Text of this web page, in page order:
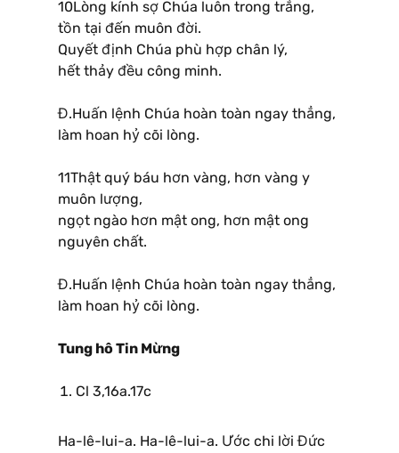
10Lòng kính sợ Chúa luôn trong trắng,
tồn tại đến muôn đời.
Quyết định Chúa phù hợp chân lý,
hết thảy đều công minh.
Đ.Huấn lệnh Chúa hoàn toàn ngay thẳng,
làm hoan hỷ cõi lòng.
11Thật quý báu hơn vàng, hơn vàng y
muôn lượng,
ngọt ngào hơn mật ong, hơn mật ong
nguyên chất.
Đ.Huấn lệnh Chúa hoàn toàn ngay thẳng,
làm hoan hỷ cõi lòng.
Tung hô Tin Mừng
Cl 3,16a.17c
Ha-lê-lui-a. Ha-lê-lui-a. Ước chi lời Đức